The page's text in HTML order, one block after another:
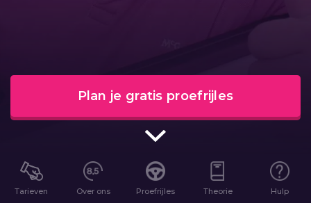
Plan je gratis proefrijles
Tarieven Over ons Proefrijles Theorie Hulp